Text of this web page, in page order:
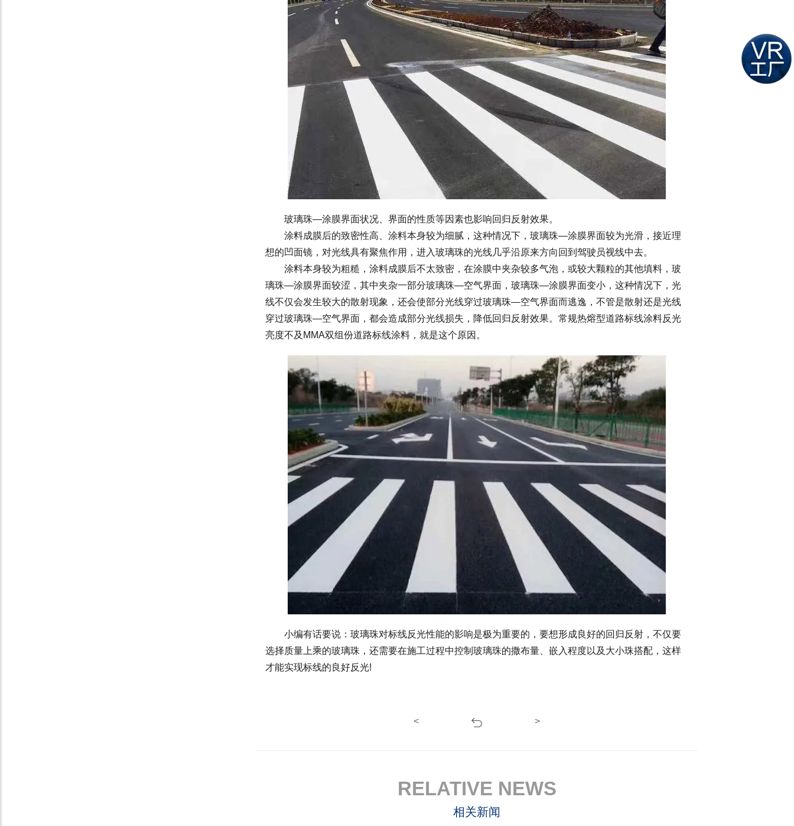
玻璃珠—涂膜界面状况、界面的性质等因素也影响回归反射效果。
涂料成膜后的致密性高、涂料本身较为细腻，这种情况下，玻璃珠—涂膜界面较为光滑，接近理
想的凹面镜，对光线具有聚焦作用，进入玻璃珠的光线几乎沿原来方向回到驾驶员视线中去。
涂料本身较为粗糙，涂料成膜后不太致密，在涂膜中夹杂较多气泡，或较大颗粒的其他填料，玻
璃珠—涂膜界面较涩，其中夹杂一部分玻璃珠—空气界面，玻璃珠—涂膜界面变小，这种情况下，光
线不仅会发生较大的散射现象，还会使部分光线穿过玻璃珠—空气界面而逃逸，不管是散射还是光线
穿过玻璃珠—空气界面，都会造成部分光线损失，降低回归反射效果。常规热熔型道路标线涂料反光
亮度不及MMA双组份道路标线涂料，就是这个原因。
小编有话要说：玻璃珠对标线反光性能的影响是极为重要的，要想形成良好的回归反射，不仅要
选择质量上乘的玻璃珠，还需要在施工过程中控制玻璃珠的撒布量、嵌入程度以及大小珠搭配，这样
才能实现标线的良好反光!
< >
RELATIVE NEWS
相关新闻